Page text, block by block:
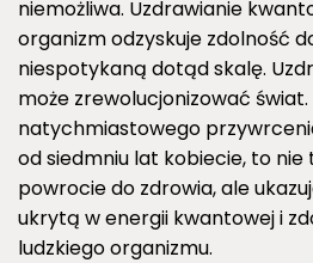
niemożliwa. Uzdrawianie
organizm odzyskuje zdolność
niespotykaną dotąd skalę.
może zrewolucjonizować
natychmiastowego
od siedmniu lat kobiecie, to
powrocie do zdrowia, ale
ukrytą w energii kwantowej i
ludzkiego organizmu.